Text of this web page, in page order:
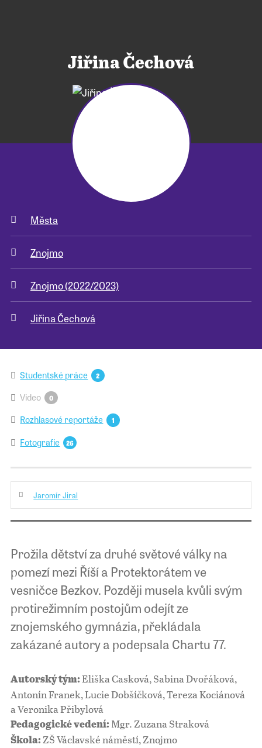
Jiřina Čechová
Města
Znojmo
Znojmo (2022/2023)
Jiřina Čechová
Studentské práce 2
Video 0
Rozhlasové reportáže 1
Fotografie 26
Jaromír Jiral
Prožila dětství za druhé světové války na
pomezí mezi Říší a Protektorátem ve
vesničce Bezkov. Později musela kvůli svým
protirežimním postojům odejít ze
znojemského gymnázia, překládala
zakázané autory a podepsala Chartu 77.
Autorský tým: Eliška Casková, Sabina Dvořáková,
Antonín Franek, Lucie Dobšíčková, Tereza Kociánová
a Veronika Přibylová
Pedagogické vedení: Mgr. Zuzana Straková
Škola: ZŠ Václavské náměstí, Znojmo